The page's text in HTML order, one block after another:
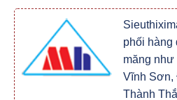
phối hàng
măng như
Vĩnh Sơn,
Thành